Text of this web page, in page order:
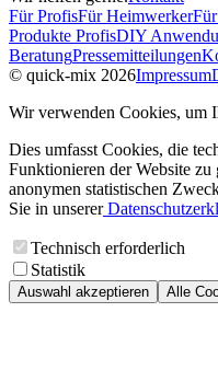
Für ProfisFür Heimwerker
Produkte ProfisDIY
BeratungPressemitteilungen
© quick-mix 2026Impressum
Wir verwenden Cookies, um
Dies umfasst Cookies, die
Funktionieren der Website
anonymen statistischen
Sie in unserer
Technisch erforderlich
Statistik
Auswahl akzeptieren Alle